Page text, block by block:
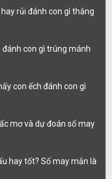
rủi đánh con gì thắng
con gì trúng mánh
con ếch đánh con gì
mơ và dự đoán số may
hay tốt? Số may mắn là